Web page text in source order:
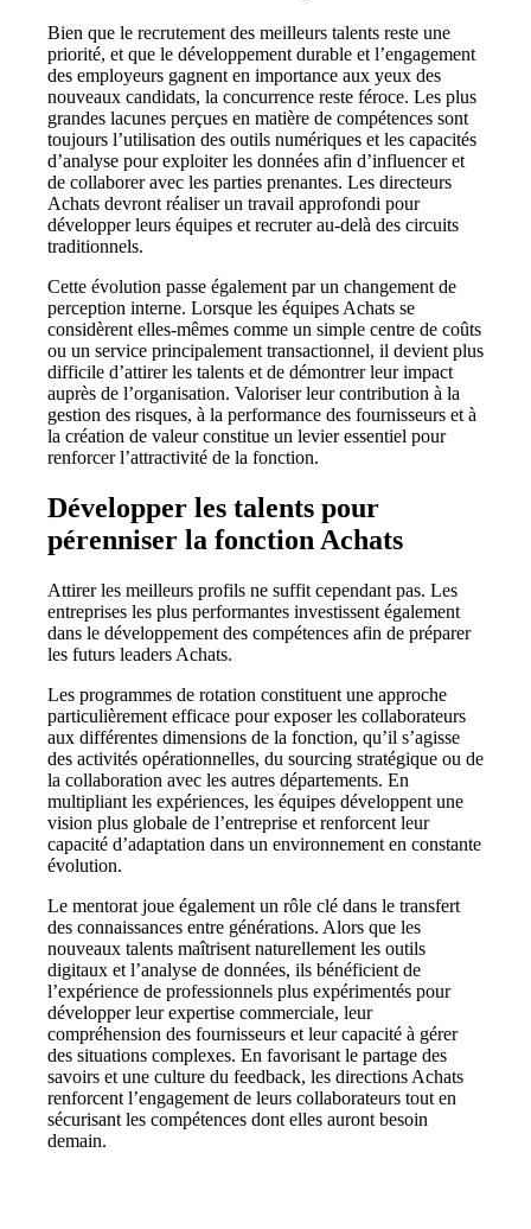
Bien que le recrutement des meilleurs talents reste une
priorité, et que le développement durable et l’engagement
des employeurs gagnent en importance aux yeux des
nouveaux candidats, la concurrence reste féroce. Les plus
grandes lacunes perçues en matière de compétences sont
toujours l’utilisation des outils numériques et les capacités
d’analyse pour exploiter les données afin d’influencer et
de collaborer avec les parties prenantes. Les directeurs
Achats devront réaliser un travail approfondi pour
développer leurs équipes et recruter au-delà des circuits
traditionnels.
Cette évolution passe également par un changement de
perception interne. Lorsque les équipes Achats se
considèrent elles-mêmes comme un simple centre de coûts
ou un service principalement transactionnel, il devient plus
difficile d’attirer les talents et de démontrer leur impact
auprès de l’organisation. Valoriser leur contribution à la
gestion des risques, à la performance des fournisseurs et à
la création de valeur constitue un levier essentiel pour
renforcer l’attractivité de la fonction.
Développer les talents pour
pérenniser la fonction Achats
Attirer les meilleurs profils ne suffit cependant pas. Les
entreprises les plus performantes investissent également
dans le développement des compétences afin de préparer
les futurs leaders Achats.
Les programmes de rotation constituent une approche
particulièrement efficace pour exposer les collaborateurs
aux différentes dimensions de la fonction, qu’il s’agisse
des activités opérationnelles, du sourcing stratégique ou de
la collaboration avec les autres départements. En
multipliant les expériences, les équipes développent une
vision plus globale de l’entreprise et renforcent leur
capacité d’adaptation dans un environnement en constante
évolution.
Le mentorat joue également un rôle clé dans le transfert
des connaissances entre générations. Alors que les
nouveaux talents maîtrisent naturellement les outils
digitaux et l’analyse de données, ils bénéficient de
l’expérience de professionnels plus expérimentés pour
développer leur expertise commerciale, leur
compréhension des fournisseurs et leur capacité à gérer
des situations complexes. En favorisant le partage des
savoirs et une culture du feedback, les directions Achats
renforcent l’engagement de leurs collaborateurs tout en
sécurisant les compétences dont elles auront besoin
demain.